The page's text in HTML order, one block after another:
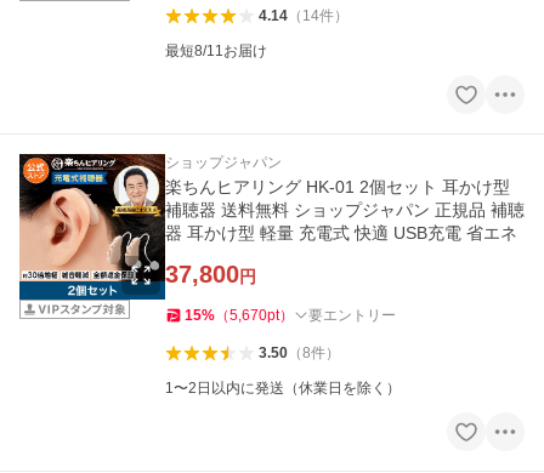
4.14（ 14件）
最短8/11お届け
ショップジャパン
楽ちんヒアリング HK-01 2個セット 耳かけ型
補聴器 送料無料 ショップジャパン 正規品 補聴
器 耳かけ型 軽量 充電式 快適 USB充電 省エネ
37,800円
15% （5,670pt） 要エントリー
3.50（8件）
1〜2日以内に発送（休業日を除く）